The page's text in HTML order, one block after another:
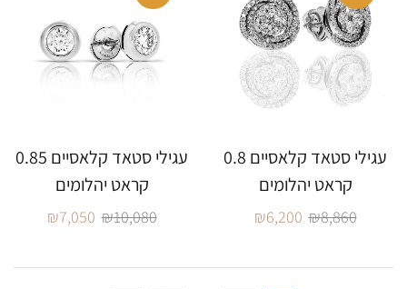
עגילי סטאד קלאסיים 0.8
קראט יהלומים
₪8,860
₪6,200
עגילי סטאד קלאסיים 0.85
קראט יהלומים
₪10,080
₪7,050